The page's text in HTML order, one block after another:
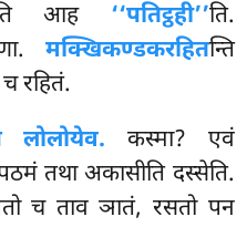
आह ‘‘पतिट्ठही’’ति.
मक्खिकण्डकरहितन्ति
रहितं.
लोलोयेव. कस्मा? एवं
तथा अकासीति दस्सेति.
च ताव ञातं, रसतो पन